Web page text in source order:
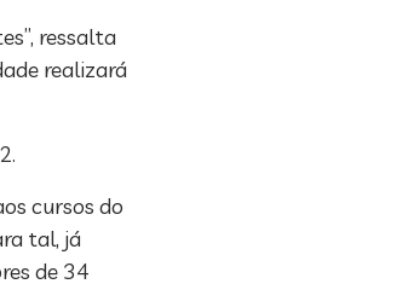
ressalta
realizará
cursos do
tal, já
de 34